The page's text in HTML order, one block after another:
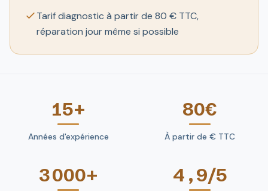
Tarif diagnostic à partir de 80 € TTC,
réparation jour même si possible
15+
Années d'expérience
80€
À partir de € TTC
3 000+ 4,9/5